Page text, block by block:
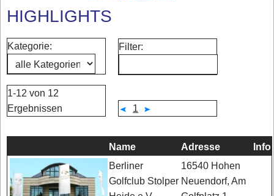
HIGHLIGHTS
Kategorie: Filter:
1-12 von 12
Ergebnissen
1
Name Adresse Info
Berliner
Golfclub Stolper
16540 Hohen
Neuendorf, Am